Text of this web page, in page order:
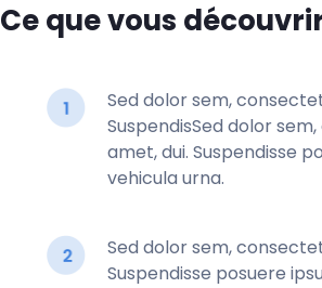
Ce que vous
Sed dolor sem,
SuspendisSed dolor
amet, dui. Suspendisse
vehicula urna.
Sed dolor sem,
Suspendisse posuere